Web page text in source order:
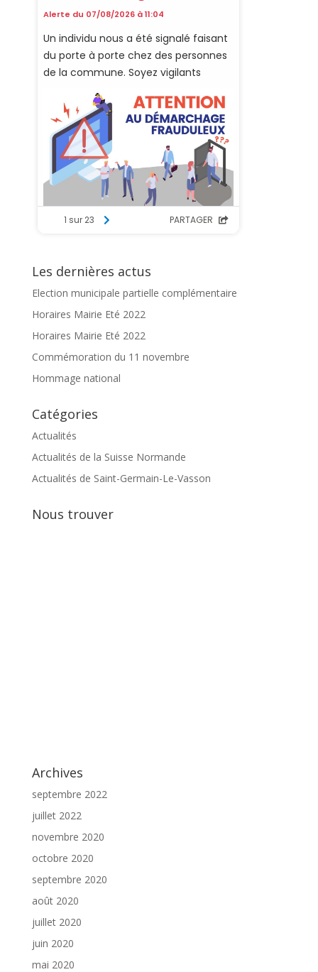
Les dernières actus
Election municipale partielle complémentaire
Horaires Mairie Eté 2022
Horaires Mairie Eté 2022
Commémoration du 11 novembre
Hommage national
Catégories
Actualités
Actualités de la Suisse Normande
Actualités de Saint-Germain-Le-Vasson
Nous trouver
Archives
septembre 2022
juillet 2022
novembre 2020
octobre 2020
septembre 2020
août 2020
juillet 2020
juin 2020
mai 2020